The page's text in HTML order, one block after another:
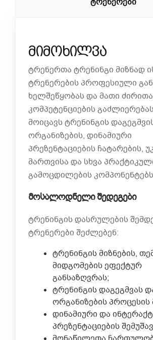
მიმოხილვა
ტრენერთა ტრენინგი მიზნად
ტრენერების პროფესიული
ხელშეწყობას და მათი
კომპეტენციების
მოიცავს ტრენინგის
ორგანიზების, დინამიური
პრეზენტაციების ჩატარების,
მართვისა და სხვა
გამოცდილების
მოსალოდნელიშედეგები
ტრენინგის დასრულების
ტრენერები შეძლებენ:
ტრენინგის მიზნების,
მიდგომების ეფექტურ
განსაზღვრას;
ტრენინგის დაგეგმვას
ორგანიზების პროცესის
დინამიური და
პრეზენტაციების